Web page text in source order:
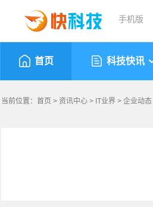
手机版
首页 科技快讯
当前位置： 首页 > 资讯中心 > IT业界 > 企业动态